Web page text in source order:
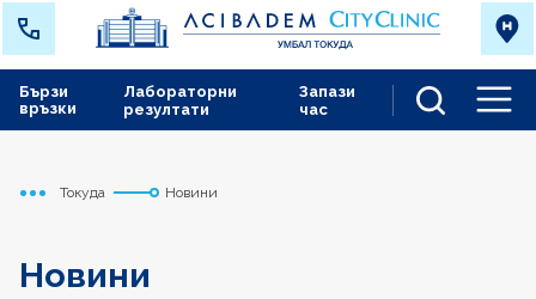
Лабораторни
резултати
Запази
час
Бързи
връзки
Начало
Токуда Новини
Новини